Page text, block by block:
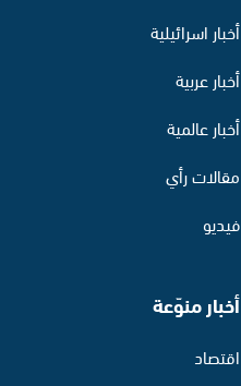
أخبار اسرائيلية
أخبار عربية
أخبار عالمية
مقالات رأي
فيديو
أخبار منوّعة
اقتصاد